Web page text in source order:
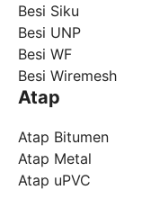
Besi Siku
Besi UNP
Besi WF
Besi Wiremesh
Atap
Atap Bitumen
Atap Metal
Atap uPVC